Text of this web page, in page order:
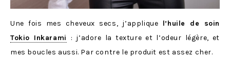
Une fois mes cheveux secs, j’applique l’huile de soin
Tokio Inkarami
: j’adore la texture et l’odeur légère, et
mes boucles aussi. Par contre le produit est assez cher.